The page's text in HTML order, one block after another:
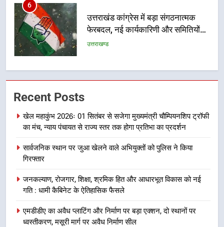
6
उत्तराखंड कांग्रेस में बड़ा संगठनात्मक
फेरबदल, नई कार्यकारिणी और समितियों
का गठन
उत्तराखण्ड
7
मुख्यमंत्री धामी बोले- युवाओं को रोजगार
भर्ती
उत्तराखण्ड
दिल्ली-देहरादून आर्थिक कॉरिडोर से जुड़ी
का डीएम ने किया निरीक्षण; समयबद्ध एवं
गुणवत्तापूर्ण निर्माण सुनिश्चित करने के
नहींः डीएम
उत्तराखण्ड
खेल महाकुंभ 2026ः 01 सितंबर से सजेगा
Recent Posts
खेल महाकुंभ 2026ः 01 सितंबर से सजेगा मुख्यमंत्री चौम्पियनशिप ट्रॉफी
का मंच, न्याय पंचायत से राज्य स्तर तक होगा प्रतिभा का प्रदर्शन
सार्वजनिक स्थान पर जुआ खेलने वाले अभियुक्तों को पुलिस ने किया
गिरफ्तार
जनकल्याण, रोजगार, शिक्षा, श्रमिक हित और आधारभूत विकास को नई
गति : धामी कैबिनेट के ऐतिहासिक फैसले
एमडीडीए का अवैध प्लाटिंग और निर्माण पर बड़ा एक्शन, दो स्थानों पर
ध्वस्तीकरण, मसूरी मार्ग पर अवैध निर्माण सील